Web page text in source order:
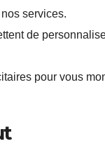
services.
de
pour vous